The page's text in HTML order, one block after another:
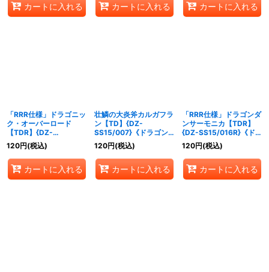
カートに入れる カートに入れる カートに入れる
「RRR仕様」ドラゴニッ
ク・オーバーロード
【TDR】{DZ-
SS15/001R}《ドラゴン
エンパイア》
120円(税込)
カートに入れる
壮鱗の大炎斧カルガフラ
ン【TD】{DZ-
SS15/007}《ドラゴン
エンパイア》
120円(税込)
カートに入れる
「RRR仕様」ドラゴンダ
ンサーモニカ【TDR】
{DZ-SS15/016R}《ドラ
ゴンエンパイア》
120円(税込)
カートに入れる